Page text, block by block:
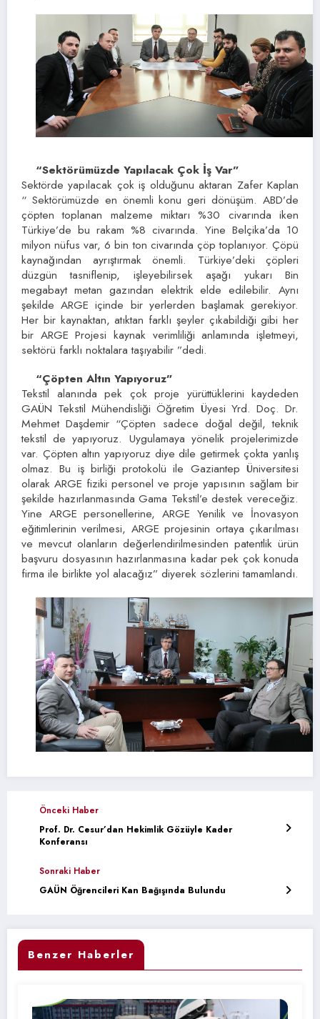
“Sektörümüzde Yapılacak Çok İş Var”
Sektörde yapılacak çok iş olduğunu aktaran Zafer Kaplan
“ Sektörümüzde en önemli konu geri dönüşüm. ABD’de
çöpten toplanan malzeme miktarı %30 civarında iken
Türkiye’de bu rakam %8 civarında. Yine Belçika’da 10
milyon nüfus var, 6 bin ton civarında çöp toplanıyor. Çöpü
kaynağından ayrıştırmak önemli. Türkiye’deki çöpleri
düzgün tasniflenip, işleyebilirsek aşağı yukarı Bin
megabayt metan gazından elektrik elde edilebilir. Aynı
şekilde ARGE içinde bir yerlerden başlamak gerekiyor.
Her bir kaynaktan, atıktan farklı şeyler çıkabildiği gibi her
bir ARGE Projesi kaynak verimliliği anlamında işletmeyi,
sektörü farklı noktalara taşıyabilir ”dedi.
“Çöpten Altın Yapıyoruz”
Tekstil alanında pek çok proje yürüttüklerini kaydeden
GAÜN Tekstil Mühendisliği Öğretim Üyesi Yrd. Doç. Dr.
Mehmet Daşdemir “Çöpten sadece doğal değil, teknik
tekstil de yapıyoruz. Uygulamaya yönelik projelerimizde
var. Çöpten altın yapıyoruz diye dile getirmek çokta yanlış
olmaz. Bu iş birliği protokolü ile Gaziantep Üniversitesi
olarak ARGE fiziki personel ve proje yapısının sağlam bir
şekilde hazırlanmasında Gama Tekstil’e destek vereceğiz.
Yine ARGE personellerine, ARGE Yenilik ve İnovasyon
eğitimlerinin verilmesi, ARGE projesinin ortaya çıkarılması
ve mevcut olanların değerlendirilmesinden patentlik ürün
başvuru dosyasının hazırlanmasına kadar pek çok konuda
firma ile birlikte yol alacağız” diyerek sözlerini tamamlandı.
Önceki Haber
Prof. Dr. Cesur’dan Hekimlik Gözüyle Kader
Konferansı
Sonraki Haber
GAÜN Öğrencileri Kan Bağışında Bulundu
Benzer Haberler